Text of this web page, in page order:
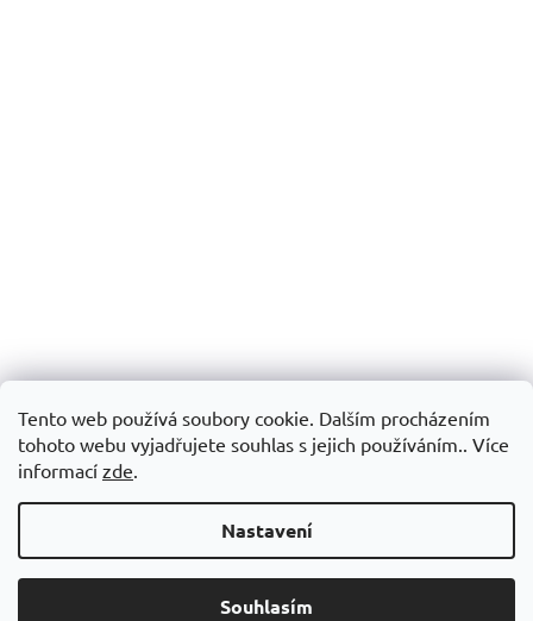
Tento web používá soubory cookie. Dalším procházením
tohoto webu vyjadřujete souhlas s jejich používáním.. Více
informací zde.
Nastavení
Souhlasím